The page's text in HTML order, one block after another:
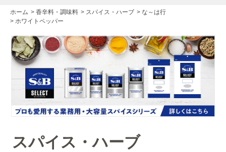
ホーム > 香辛料・調味料 > スパイス・ハーブ > な～は行
> ホワイトペッパー
スパイス・ハーブ